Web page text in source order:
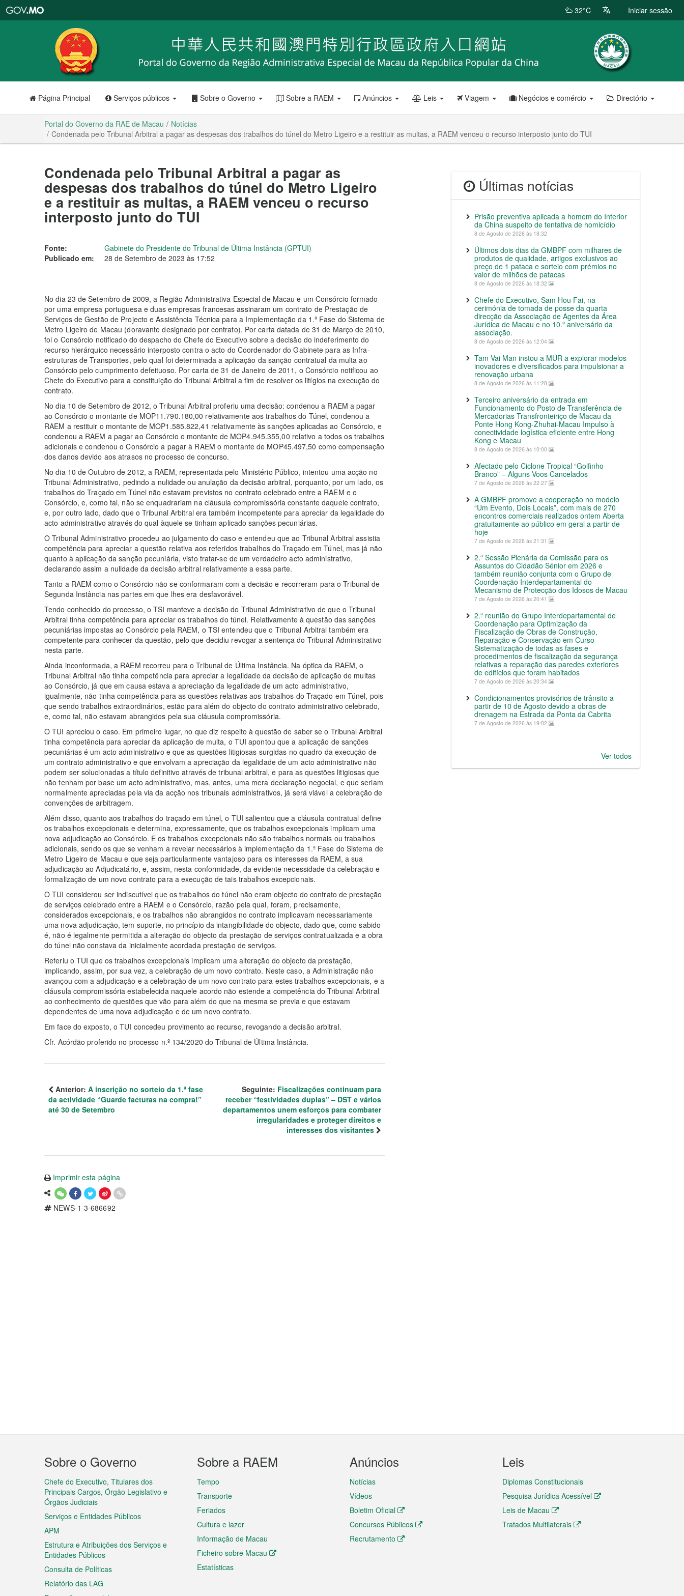
RAE
de
Macau
32°C Iniciar sessão
Página Principal Serviços públicos Sobre o Governo Sobre a RAEM Anúncios Leis Viagem Negócios e comércio Directório
Portal do Governo da RAE de Macau
Notícias
Condenada pelo Tribunal Arbitral a pagar as despesas dos trabalhos do túnel do Metro Ligeiro e a restituir as multas, a RAEM venceu o recurso interposto junto do TUI
Condenada pelo Tribunal Arbitral a pagar as
despesas dos trabalhos do túnel do Metro Ligeiro
e a restituir as multas, a RAEM venceu o recurso
interposto junto do TUI
Fonte:
Gabinete do Presidente do Tribunal de Última Instância (GPTUI)
Publicado em:
28 de Setembro de 2023 às 17:52
No dia 23 de Setembro de 2009, a Região Administrativa Especial de Macau e um Consórcio formado
por uma empresa portuguesa e duas empresas francesas assinaram um contrato de Prestação de
Serviços de Gestão de Projecto e Assistência Técnica para a Implementação da 1.ª Fase do Sistema de
Metro Ligeiro de Macau (doravante designado por contrato). Por carta datada de 31 de Março de 2010,
foi o Consórcio notificado do despacho do Chefe do Executivo sobre a decisão do indeferimento do
recurso hierárquico necessário interposto contra o acto do Coordenador do Gabinete para as Infra-
estruturas de Transportes, pelo qual foi determinada a aplicação da sanção contratual da multa ao
Consórcio pelo cumprimento defeituoso. Por carta de 31 de Janeiro de 2011, o Consórcio notificou ao
Chefe do Executivo para a constituição do Tribunal Arbitral a fim de resolver os litígios na execução do
contrato.
No dia 10 de Setembro de 2012, o Tribunal Arbitral proferiu uma decisão: condenou a RAEM a pagar
ao Consórcio o montante de MOP11.790.180,00 relativamente aos trabalhos do Túnel, condenou a
RAEM a restituir o montante de MOP1.585.822,41 relativamente às sanções aplicadas ao Consórcio, e
condenou a RAEM a pagar ao Consórcio o montante de MOP4.945.355,00 relativo a todos os trabalhos
adicionais e condenou o Consórcio a pagar à RAEM o montante de MOP45.497,50 como compensação
dos danos devido aos atrasos no processo de concurso.
No dia 10 de Outubro de 2012, a RAEM, representada pelo Ministério Público, intentou uma acção no
Tribunal Administrativo, pedindo a nulidade ou anulação da decisão arbitral, porquanto, por um lado, os
trabalhos do Traçado em Túnel não estavam previstos no contrato celebrado entre a RAEM e o
Consórcio, e, como tal, não se enquadrariam na cláusula compromissória constante daquele contrato,
e, por outro lado, dado que o Tribunal Arbitral era também incompetente para apreciar da legalidade do
acto administrativo através do qual àquele se tinham aplicado sanções pecuniárias.
O Tribunal Administrativo procedeu ao julgamento do caso e entendeu que ao Tribunal Arbitral assistia
competência para apreciar a questão relativa aos referidos trabalhos do Traçado em Túnel, mas já não
quanto à aplicação da sanção pecuniária, visto tratar-se de um verdadeiro acto administrativo,
declarando assim a nulidade da decisão arbitral relativamente a essa parte.
Tanto a RAEM como o Consórcio não se conformaram com a decisão e recorreram para o Tribunal de
Segunda Instância nas partes em que lhes era desfavorável.
Tendo conhecido do processo, o TSI manteve a decisão do Tribunal Administrativo de que o Tribunal
Arbitral tinha competência para apreciar os trabalhos do túnel. Relativamente à questão das sanções
pecuniárias impostas ao Consórcio pela RAEM, o TSI entendeu que o Tribunal Arbitral também era
competente para conhecer da questão, pelo que decidiu revogar a sentença do Tribunal Administrativo
nesta parte.
Ainda inconformada, a RAEM recorreu para o Tribunal de Última Instância. Na óptica da RAEM, o
Tribunal Arbitral não tinha competência para apreciar a legalidade da decisão de aplicação de multas
ao Consórcio, já que em causa estava a apreciação da legalidade de um acto administrativo,
igualmente, não tinha competência para as questões relativas aos trabalhos do Traçado em Túnel, pois
que sendo trabalhos extraordinários, estão para além do objecto do contrato administrativo celebrado,
e, como tal, não estavam abrangidos pela sua cláusula compromissória.
O TUI apreciou o caso. Em primeiro lugar, no que diz respeito à questão de saber se o Tribunal Arbitral
tinha competência para apreciar da aplicação de multa, o TUI apontou que a aplicação de sanções
pecuniárias é um acto administrativo e que as questões litigiosas surgidas no quadro da execução de
um contrato administrativo e que envolvam a apreciação da legalidade de um acto administrativo não
podem ser solucionadas a título definitivo através de tribunal arbitral, e para as questões litigiosas que
não tenham por base um acto administrativo, mas, antes, uma mera declaração negocial, e que seriam
normalmente apreciadas pela via da acção nos tribunais administrativos, já será viável a celebração de
convenções de arbitragem.
Além disso, quanto aos trabalhos do traçado em túnel, o TUI salientou que a cláusula contratual define
os trabalhos excepcionais e determina, expressamente, que os trabalhos excepcionais implicam uma
nova adjudicação ao Consórcio. E os trabalhos excepcionais não são trabalhos normais ou trabalhos
adicionais, sendo os que se venham a revelar necessários à implementação da 1.ª Fase do Sistema de
Metro Ligeiro de Macau e que seja particularmente vantajoso para os interesses da RAEM, a sua
adjudicação ao Adjudicatário, e, assim, nesta conformidade, da evidente necessidade da celebração e
formalização de um novo contrato para a execução de tais trabalhos excepcionais.
O TUI considerou ser indiscutível que os trabalhos do túnel não eram objecto do contrato de prestação
de serviços celebrado entre a RAEM e o Consórcio, razão pela qual, foram, precisamente,
considerados excepcionais, e os trabalhos não abrangidos no contrato implicavam necessariamente
uma nova adjudicação, tem suporte, no princípio da intangibilidade do objecto, dado que, como sabido
é, não é legalmente permitida a alteração do objecto da prestação de serviços contratualizada e a obra
do túnel não constava da inicialmente acordada prestação de serviços.
Referiu o TUI que os trabalhos excepcionais implicam uma alteração do objecto da prestação,
implicando, assim, por sua vez, a celebração de um novo contrato. Neste caso, a Administração não
avançou com a adjudicação e a celebração de um novo contrato para estes trabalhos excepcionais, e a
cláusula compromissória estabelecida naquele acordo não estende a competência do Tribunal Arbitral
ao conhecimento de questões que vão para além do que na mesma se previa e que estavam
dependentes de uma nova adjudicação e de um novo contrato.
Em face do exposto, o TUI concedeu provimento ao recurso, revogando a decisão arbitral.
Cfr. Acórdão proferido no processo n.º 134/2020 do Tribunal de Última Instância.
Anterior: A inscrição no sorteio da 1.ª fase
da actividade “Guarde facturas na compra!”
até 30 de Setembro
Seguinte: Fiscalizações continuam para
receber “festividades duplas” – DST e vários
departamentos unem esforços para combater
irregularidades e proteger direitos e
interesses dos visitantes
Imprimir esta página
NEWS-1-3-686692
Últimas notícias
Prisão preventiva aplicada a homem do Interior
da China suspeito de tentativa de homicídio
8 de Agosto de 2026 às 18:32
Últimos dois dias da GMBPF com milhares de
produtos de qualidade, artigos exclusivos ao
preço de 1 pataca e sorteio com prémios no
valor de milhões de patacas
8 de Agosto de 2026 às 18:32
Chefe do Executivo, Sam Hou Fai, na
cerimónia de tomada de posse da quarta
direcção da Associação de Agentes da Área
Jurídica de Macau e no 10.º aniversário da
associação.
8 de Agosto de 2026 às 12:04
Tam Vai Man instou a MUR a explorar modelos
inovadores e diversificados para impulsionar a
renovação urbana
8 de Agosto de 2026 às 11:28
Terceiro aniversário da entrada em
Funcionamento do Posto de Transferência de
Mercadorias Transfronteiriço de Macau da
Ponte Hong Kong-Zhuhai-Macau Impulso à
conectividade logística eficiente entre Hong
Kong e Macau
8 de Agosto de 2026 às 10:00
Afectado pelo Ciclone Tropical “Golfinho
Branco” – Alguns Voos Cancelados
7 de Agosto de 2026 às 22:27
A GMBPF promove a cooperação no modelo
“Um Evento, Dois Locais”, com mais de 270
encontros comerciais realizados ontem Aberta
gratuitamente ao público em geral a partir de
hoje
7 de Agosto de 2026 às 21:31
2.ª Sessão Plenária da Comissão para os
Assuntos do Cidadão Sénior em 2026 e
também reunião conjunta com o Grupo de
Coordenação Interdepartamental do
Mecanismo de Protecção dos Idosos de Macau
7 de Agosto de 2026 às 20:41
2.ª reunião do Grupo Interdepartamental de
Coordenação para Optimização da
Fiscalização de Obras de Construção,
Reparação e Conservação em Curso
Sistematização de todas as fases e
procedimentos de fiscalização da segurança
relativas a reparação das paredes exteriores
de edifícios que foram habitados
7 de Agosto de 2026 às 20:34
Condicionamentos provisórios de trânsito a
partir de 10 de Agosto devido a obras de
drenagem na Estrada da Ponta da Cabrita
7 de Agosto de 2026 às 19:02
Ver todos
Menu
do
rodapé
Sobre o Governo
Chefe do Executivo, Titulares dos
Principais Cargos, Órgão Legislativo e
Órgãos Judiciais
Serviços e Entidades Públicos
APM
Estrutura e Atribuições dos Serviços e
Entidades Públicos
Consulta de Políticas
Relatório das LAG
Sobre a RAEM
Tempo
Transporte
Feriados
Cultura e lazer
Informação de Macau
Ficheiro sobre Macau
Estatísticas
Anúncios
Notícias
Vídeos
Boletim Oficial
Concursos Públicos
Recrutamento
Leis
Diplomas Constitucionais
Pesquisa Jurídica Acessível
Leis de Macau
Tratados Multilaterais